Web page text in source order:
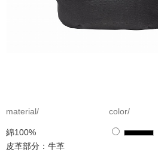
material/
綿100%
皮革部分：牛革
color/